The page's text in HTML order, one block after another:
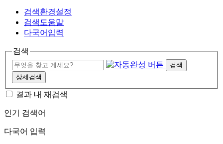
검색환경설정
검색도움말
다국어입력
검색
검색
상세검색
결과 내 재검색
인기 검색어
다국어 입력